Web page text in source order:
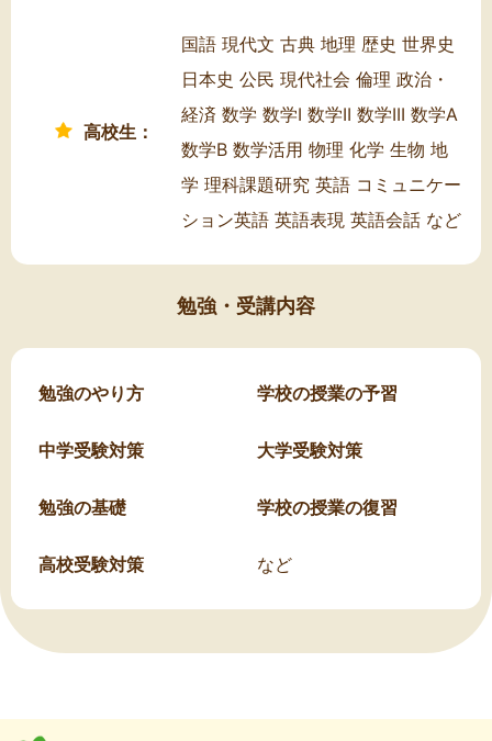
高校生：
国語 現代文 古典 地理 歴史 世界史
日本史 公民 現代社会 倫理 政治・
経済 数学 数学I 数学II 数学III 数学A
数学B 数学活用 物理 化学 生物 地
学 理科課題研究 英語 コミュニケー
ション英語 英語表現 英語会話 など
勉強・受講内容
勉強のやり方 学校の授業の予習
中学受験対策 大学受験対策
勉強の基礎 学校の授業の復習
高校受験対策 など